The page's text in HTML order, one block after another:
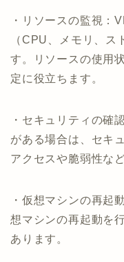
・リソースの監視：
（CPU、メモリ、ス
す。リソースの使用
定に役立ちます。
・セキュリティの確
がある場合は、セキ
アクセスや脆弱性な
・仮想マシンの再起
想マシンの再起動を
あります。